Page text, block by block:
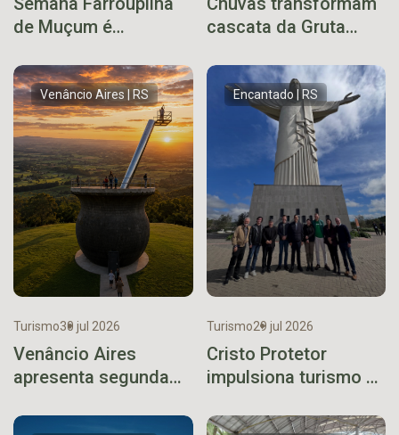
de Muçum é
decisão conjunta
priorizar as
demandas do
município
cascata da Gruta
Lourdes em
espetáculo da
natureza
Venâncio Aires | RS
Turismo30 jul 2026
Venâncio Aires
apresenta segunda
em complexo da
Encantado | RS
Turismo29 jul 2026
Cristo Protetor
impulsiona turismo e
regional, destaca